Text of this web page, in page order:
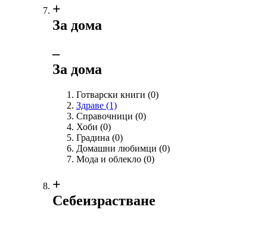
+
За дома
‒
За дома
Готварски книги (0)
Здраве (1)
Справочници (0)
Хоби (0)
Градина (0)
Домашни любимци (0)
Мода и облекло (0)
+
Себеизрастване